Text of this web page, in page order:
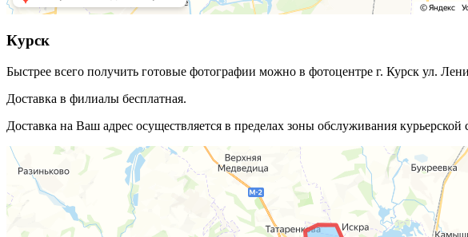
Курск
Быстрее всего получить готовые фотографии можно в фотоцентре г. Курск ул.
Доставка в филиалы бесплатная.
Доставка на Ваш адрес осуществляется в пределах зоны обслуживания курьерской